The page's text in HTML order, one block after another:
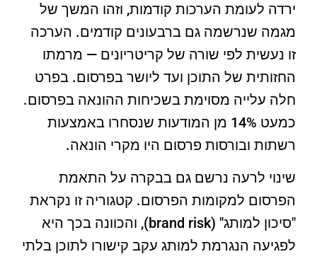
ירדה לעומת הערכות קודמות, וזהו המשך של
מגמה שנרשמה גם ברבעונים קודמים. הערכה
זו נעשית לפי שורה של קריטריונים — מרמתו
החזותית של התוכן ועד ליושר בפרסום. בפרט
חלה עלייה מסוימת בשכיחות ההונאה בפרסום.
כמעט 14% מן המודעות שנסחרו באמצעות
רשתות ובורסות פרסום היו מקרי הונאה.
שינוי לרעה נרשם גם בבקרה על התאמת
הפרסום למקומות הפרסום. קטגוריה זו נקראת
"סיכון למותג" (brand risk), והכוונה בכך היא
לפגיעה הנגרמת למותג עקב קישורו לתוכן בלתי